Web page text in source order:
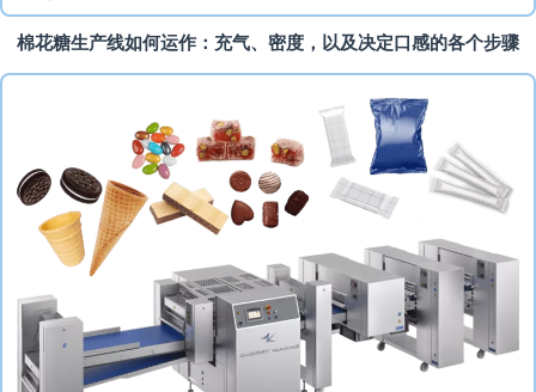
棉花糖生产线如何运作：充气、密度，以及决定口感的各个步骤